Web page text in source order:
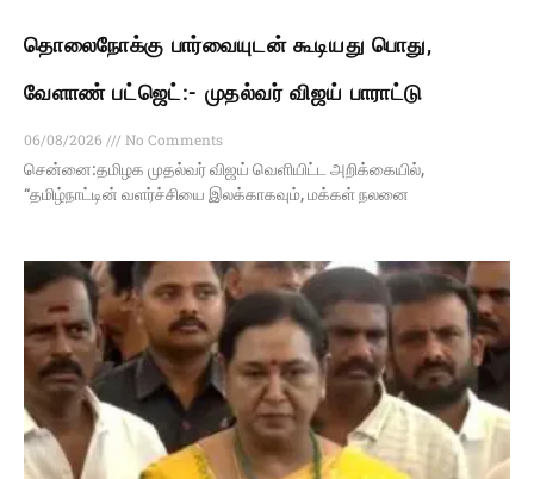
தொலைநோக்கு பார்வையுடன் கூடியது பொது,
வேளாண் பட்ஜெட்:- முதல்வர் விஜய் பாராட்டு
06/08/2026
No Comments
சென்னை:தமிழக முதல்வர் விஜய் வெளியிட்ட அறிக்கையில்,
“தமிழ்நாட்டின் வளர்ச்சியை இலக்காகவும், மக்கள் நலனை